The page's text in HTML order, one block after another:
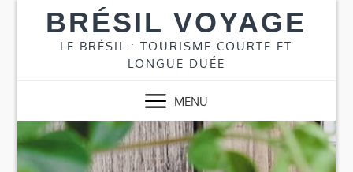
content
BRÉSIL VOYAGE
LE BRÉSIL : TOURISME COURTE ET
LONGUE DUÉE
MENU